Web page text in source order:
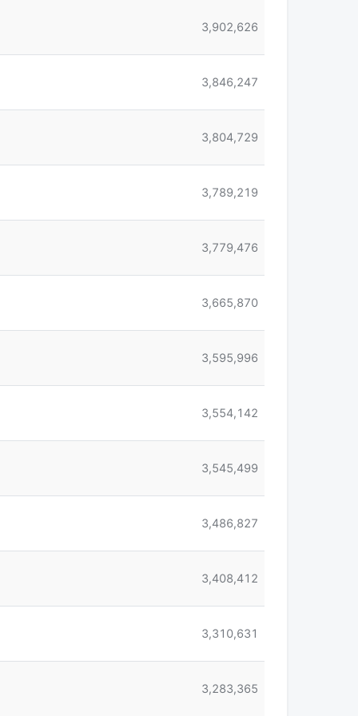
3,902,626
3,846,247
3,804,729
3,789,219
3,779,476
3,665,870
3,595,996
3,554,142
3,545,499
3,486,827
3,408,412
3,310,631
3,283,365